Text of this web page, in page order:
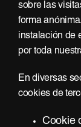
sobre las
forma
instalación de
por toda
En diversas
cookies de
Cookie